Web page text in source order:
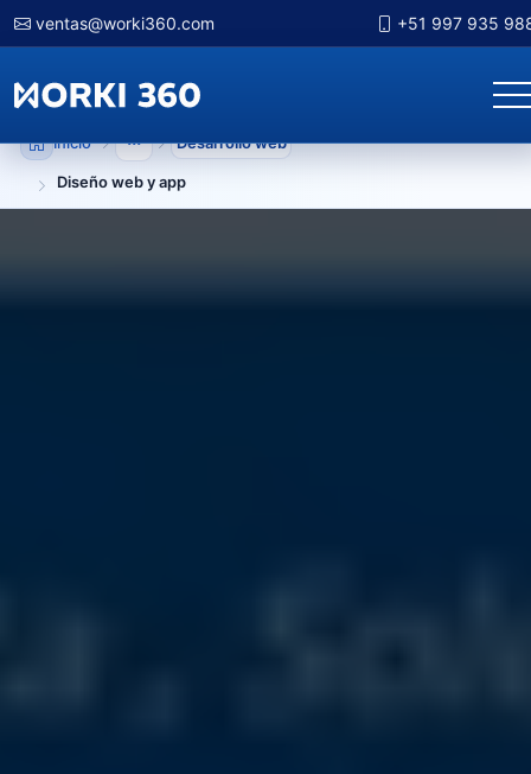
ventas@worki360.com +51 997 935
Inicio Mostrar niveles anteriores
Desarrollo web
Diseño web y app